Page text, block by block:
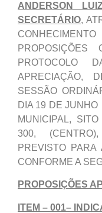
ANDERSON
SECRETÁRIO,
PROTOCOLO
APRECIAÇÃO,
SESSÃO
DIA 19 DE
MUNICIPAL,
300, (CENTRO),
PREVISTO PARA
CONFORME A
PROPOSIÇÕES
ITEM – 001–